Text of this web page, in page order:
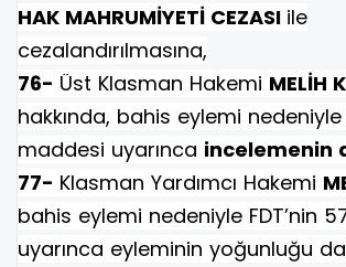
HAK MAHRUMİYETİ CEZASI ile
cezalandırılmasına,
76- Üst Klasman Hakemi MELİH
hakkında, bahis eylemi nedeniyle
maddesi uyarınca incelemenin
77- Klasman Yardımcı Hakemi
bahis eylemi nedeniyle FDT’nin
uyarınca eyleminin yoğunluğu